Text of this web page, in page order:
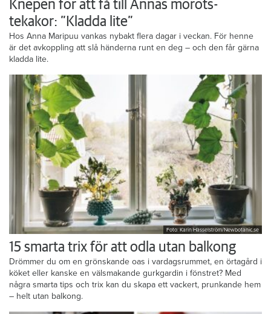
Knepen för att få till Annas morots-
tekakor: ”Kladda lite”
Hos Anna Maripuu vankas nybakt flera dagar i veckan. För henne
är det avkoppling att slå händerna runt en deg – och den får gärna
kladda lite.
Foto: Karin Hasselström/Newbotanic.se
15 smarta trix för att odla utan balkong
Drömmer du om en grönskande oas i vardagsrummet, en örtagård i
köket eller kanske en välsmakande gurkgardin i fönstret? Med
några smarta tips och trix kan du skapa ett vackert, prunkande hem
– helt utan balkong.